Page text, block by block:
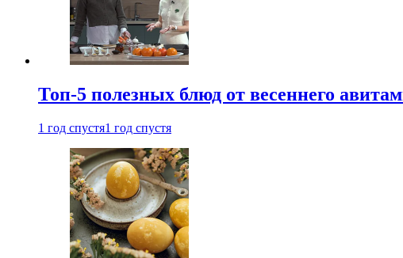
Топ-5 полезных блюд от весеннего
1 год спустя1 год спустя